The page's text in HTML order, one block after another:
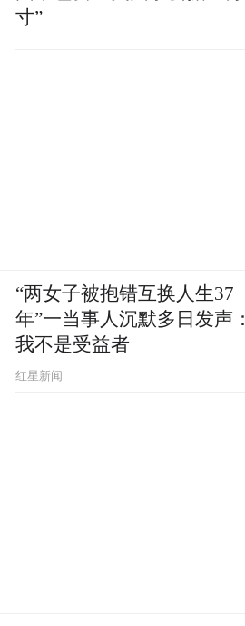
寸”
“两女子被抱错互换人生37
年”一当事人沉默多日发声：
我不是受益者
红星新闻